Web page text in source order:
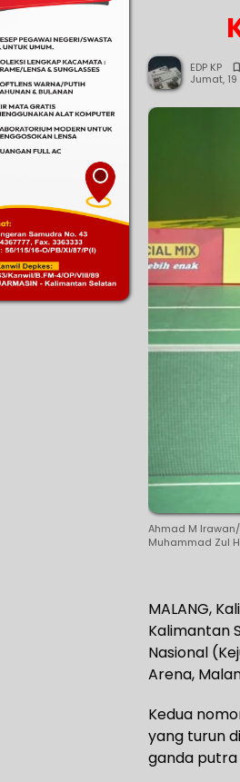
EDP KP
Jumat,
Ahmad M
Muhammad Zul
MALANG,
Kalimantan
Nasional
Arena,
Kedua
yang turun
ganda putra